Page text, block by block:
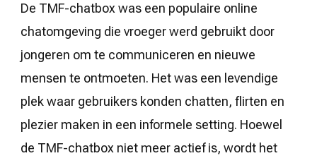
De TMF-chatbox was een populaire online
chatomgeving die vroeger werd gebruikt door
jongeren om te communiceren en nieuwe
mensen te ontmoeten. Het was een levendige
plek waar gebruikers konden chatten, flirten en
plezier maken in een informele setting. Hoewel
de TMF-chatbox niet meer actief is, wordt het